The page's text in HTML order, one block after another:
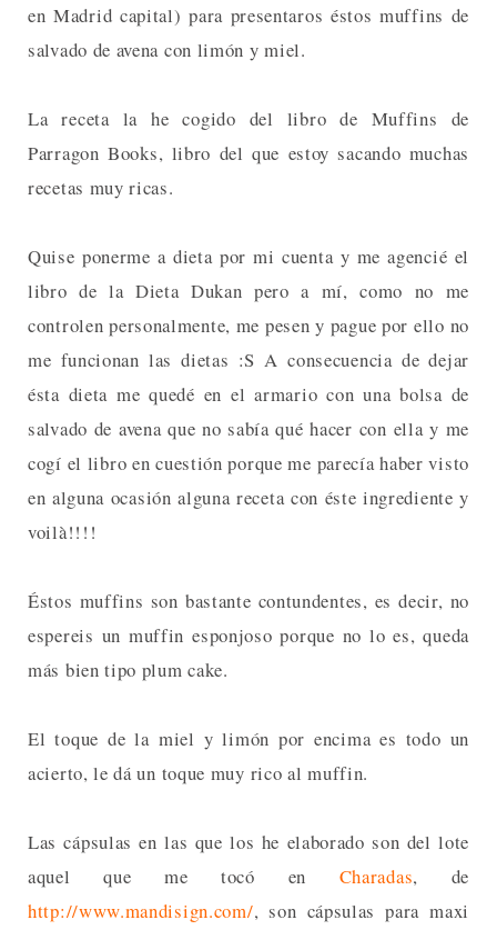
en Madrid capital) para presentaros éstos muffins de
salvado de avena con limón y miel.
La receta la he cogido del libro de Muffins de
Parragon Books, libro del que estoy sacando muchas
recetas muy ricas.
Quise ponerme a dieta por mi cuenta y me agencié el
libro de la Dieta Dukan pero a mí, como no me
controlen personalmente, me pesen y pague por ello no
me funcionan las dietas :S A consecuencia de dejar
ésta dieta me quedé en el armario con una bolsa de
salvado de avena que no sabía qué hacer con ella y me
cogí el libro en cuestión porque me parecía haber visto
en alguna ocasión alguna receta con éste ingrediente y
voilà!!!!
Éstos muffins son bastante contundentes, es decir, no
espereis un muffin esponjoso porque no lo es, queda
más bien tipo plum cake.
El toque de la miel y limón por encima es todo un
acierto, le dá un toque muy rico al muffin.
Las cápsulas en las que los he elaborado son del lote
aquel que me tocó en Charadas, de
http://www.mandisign.com/, son cápsulas para maxi